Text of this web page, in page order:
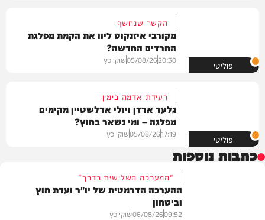
פוליטי
הקשר שנחשף
מקורבי איזנקוט ליוו את הקמת מפלגת
החרדים החדשה?
20:30
05/08/26שוקי כץ
פוליטי
רעידת אדמה בימין
גלעד ארדן ויולי אדלשטיין מקימים
מפלגה – ומי נשאר בחוץ?
17:19
05/08/26שוקי כץ
כתבות נוספות
"המערכה השלישית בדרך"
ההערכה הדרמטית של יו"ר ועדת חוץ
וביטחון
09:52
06/08/26שוקי כץ